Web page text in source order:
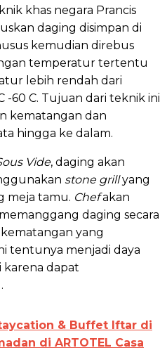
khas negara Prancis
daging disimpan di
kemudian direbus
temperatur tertentu
lebih rendah dari
-60 C. Tujuan dari teknik ini
kematangan dan
hingga ke dalam.
Vide, daging akan
stone grillyang
meja tamu. Chefakan
daging secara
yang
tentunya menjadi daya
karena dapat
& Buffet Iftar di
di ARTOTEL Casa